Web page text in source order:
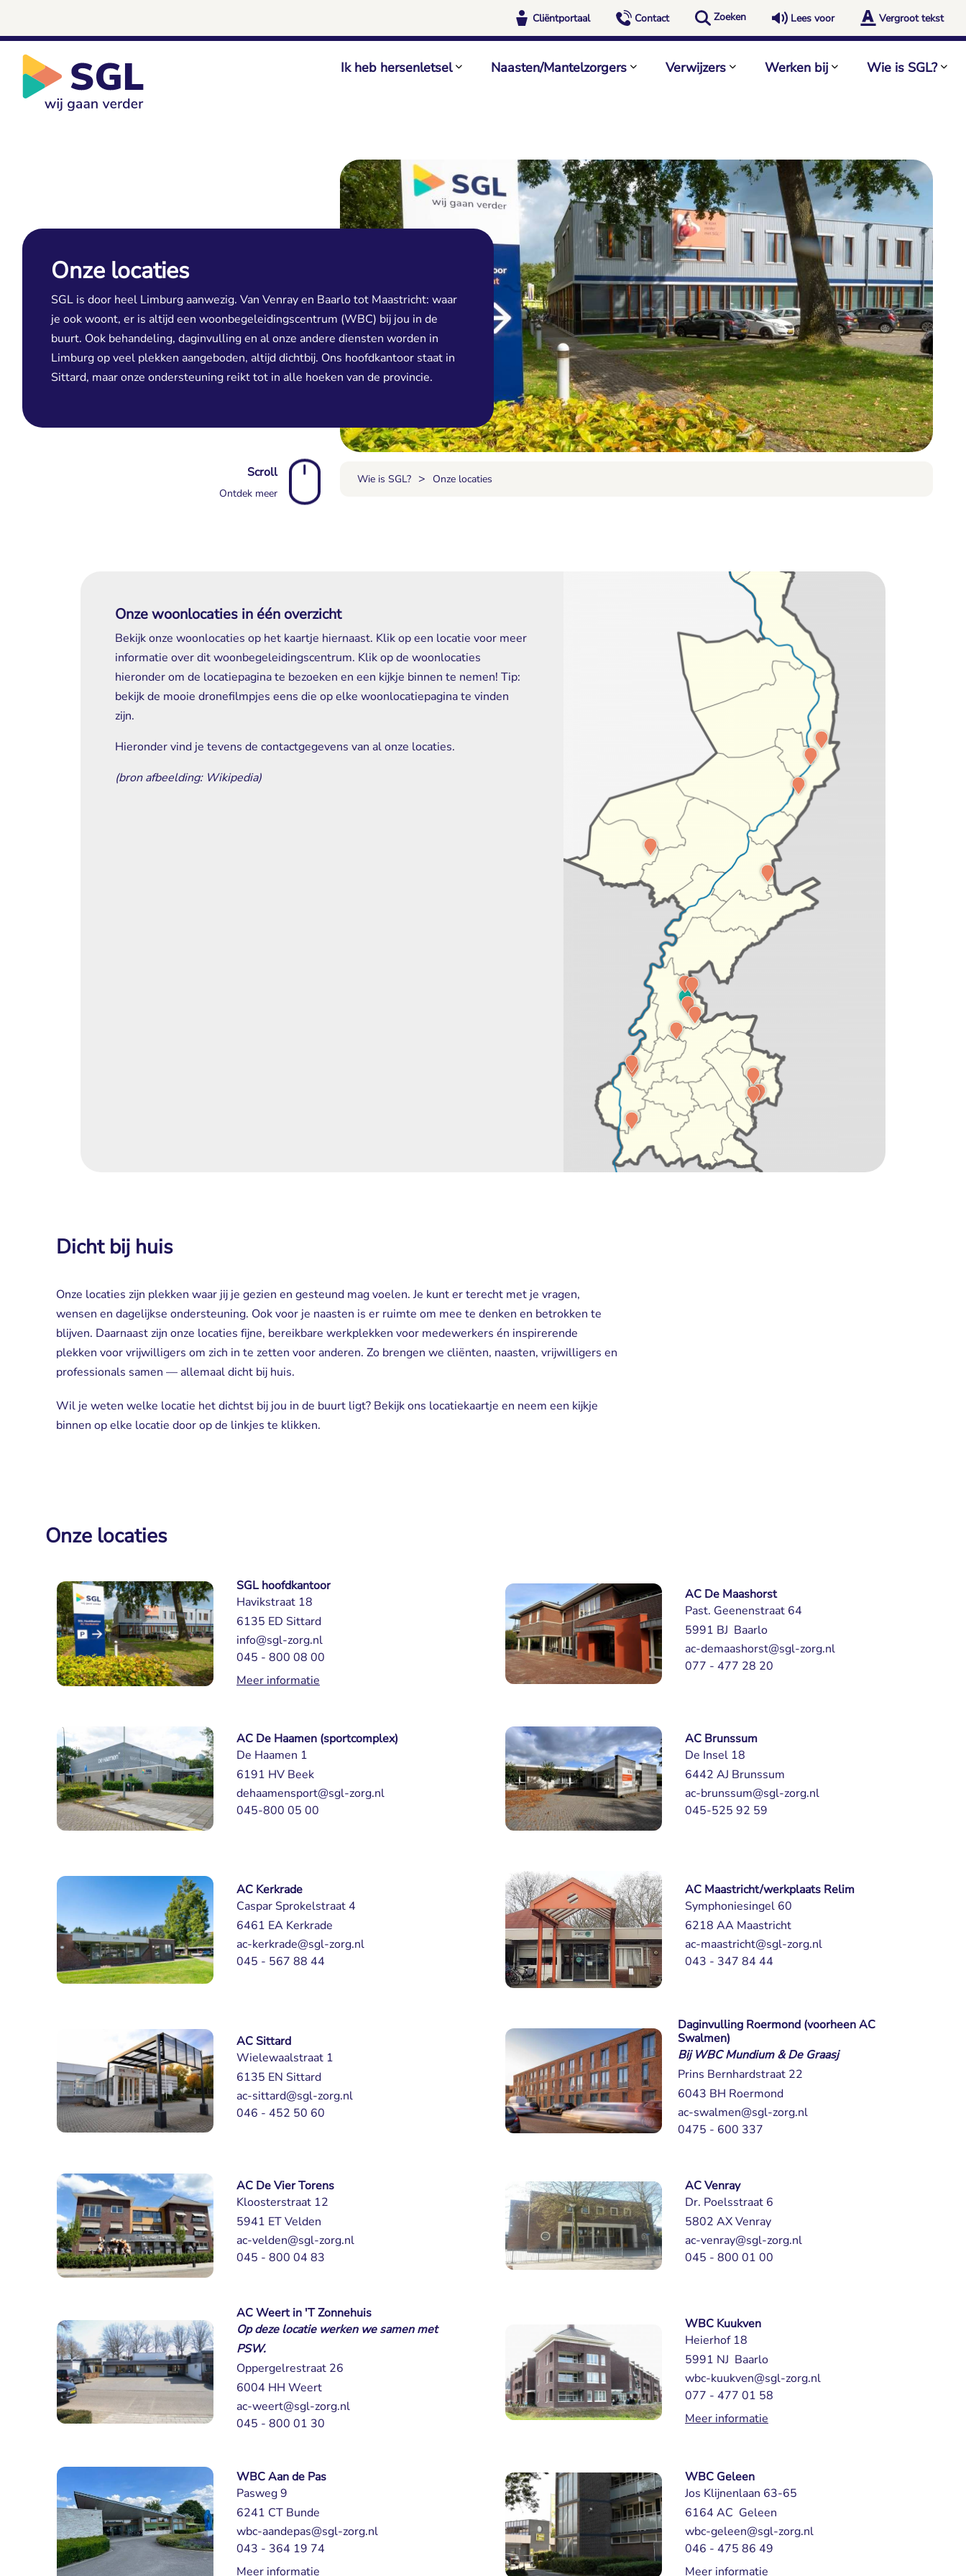
Cliëntportaal Contact Zoeken Lees voor Vergroot tekst
Ik heb hersenletsel Naasten/Mantelzorgers Verwijzers Werken bij Wie is SGL?
Scroll
Ontdek meer
Onze locaties
SGL is door heel Limburg aanwezig. Van Venray en Baarlo tot Maastricht: waar
je ook woont, er is altijd een woonbegeleidingscentrum (WBC) bij jou in de
buurt. Ook behandeling, daginvulling en al onze andere diensten worden in
Limburg op veel plekken aangeboden, altijd dichtbij. Ons hoofdkantoor staat in
Sittard, maar onze ondersteuning reikt tot in alle hoeken van de provincie.
Wie is SGL? > Onze locaties
Onze woonlocaties in één overzicht
Bekijk onze woonlocaties op het kaartje hiernaast. Klik op een locatie voor meer
informatie over dit woonbegeleidingscentrum. Klik op de woonlocaties
hieronder om de locatiepagina te bezoeken en een kijkje binnen te nemen! Tip:
bekijk de mooie dronefilmpjes eens die op elke woonlocatiepagina te vinden
zijn.
Hieronder vind je tevens de contactgegevens van al onze locaties.
(bron afbeelding: Wikipedia)
Dicht bij huis
Onze locaties zijn plekken waar jij je gezien en gesteund mag voelen. Je kunt er terecht met je vragen,
wensen en dagelijkse ondersteuning. Ook voor je naasten is er ruimte om mee te denken en betrokken te
blijven. Daarnaast zijn onze locaties fijne, bereikbare werkplekken voor medewerkers én inspirerende
plekken voor vrijwilligers om zich in te zetten voor anderen. Zo brengen we cliënten, naasten, vrijwilligers en
professionals samen — allemaal dicht bij huis.
Wil je weten welke locatie het dichtst bij jou in de buurt ligt? Bekijk ons locatiekaartje en neem een kijkje
binnen op elke locatie door op de linkjes te klikken.
Onze locaties
SGL hoofdkantoor
Havikstraat 18
6135 ED Sittard
info@sgl-zorg.nl
045 - 800 08 00
Meer informatie
AC De Maashorst
Past. Geenenstraat 64
5991 BJ Baarlo
ac-demaashorst@sgl-zorg.nl
077 - 477 28 20
AC De Haamen (sportcomplex)
De Haamen 1
6191 HV Beek
dehaamensport@sgl-zorg.nl
045-800 05 00
AC Brunssum
De Insel 18
6442 AJ Brunssum
ac-brunssum@sgl-zorg.nl
045-525 92 59
AC Kerkrade
Caspar Sprokelstraat 4
6461 EA Kerkrade
ac-kerkrade@sgl-zorg.nl
045 - 567 88 44
AC Maastricht/werkplaats Relim
Symphoniesingel 60
6218 AA Maastricht
ac-maastricht@sgl-zorg.nl
043 - 347 84 44
AC Sittard
Wielewaalstraat 1
6135 EN Sittard
ac-sittard@sgl-zorg.nl
046 - 452 50 60
Daginvulling Roermond (voorheen AC
Swalmen)
Bij WBC Mundium & De Graasj
Prins Bernhardstraat 22
6043 BH Roermond
ac-swalmen@sgl-zorg.nl
0475 - 600 337
AC De Vier Torens
Kloosterstraat 12
5941 ET Velden
ac-velden@sgl-zorg.nl
045 - 800 04 83
AC Venray
Dr. Poelsstraat 6
5802 AX Venray
ac-venray@sgl-zorg.nl
045 - 800 01 00
AC Weert in 'T Zonnehuis
Op deze locatie werken we samen met
PSW.
Oppergelrestraat 26
6004 HH Weert
ac-weert@sgl-zorg.nl
045 - 800 01 30
WBC Kuukven
Heierhof 18
5991 NJ Baarlo
wbc-kuukven@sgl-zorg.nl
077 - 477 01 58
Meer informatie
WBC Aan de Pas
Pasweg 9
6241 CT Bunde
wbc-aandepas@sgl-zorg.nl
043 - 364 19 74
Meer informatie
WBC Geleen
Jos Klijnenlaan 63-65
6164 AC Geleen
wbc-geleen@sgl-zorg.nl
046 - 475 86 49
Meer informatie